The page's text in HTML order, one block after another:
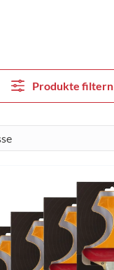
Produkte filtern